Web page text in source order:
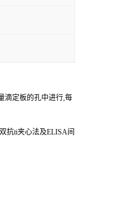
滴定板的孔中进行,每
抗ti夹心法及ELISA间